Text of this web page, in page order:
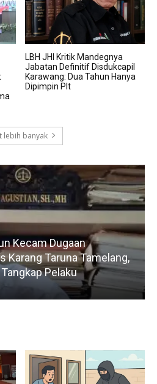
LBH JHI Kritik Mandegnya
Jabatan Definitif Disdukcapil
Karawang: Dua Tahun Hanya
Dipimpin Plt
lebih banyak
Kecam Dugaan
Karang Taruna Tamelang,
Pelaku